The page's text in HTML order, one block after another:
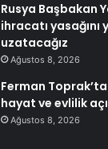
Rusya Başbakan
ihracatı yasağını
uzatacağız
Ağustos 8, 2026
Ferman
hayat ve evlilik
Ağustos 8, 2026